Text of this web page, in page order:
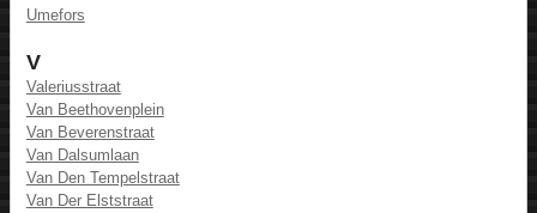
Umefors
V
Valeriusstraat
Van Beethovenplein
Van Beverenstraat
Van Dalsumlaan
Van Den Tempelstraat
Van Der Elststraat